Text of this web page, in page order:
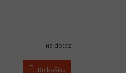
Na dotaz
Do košíku